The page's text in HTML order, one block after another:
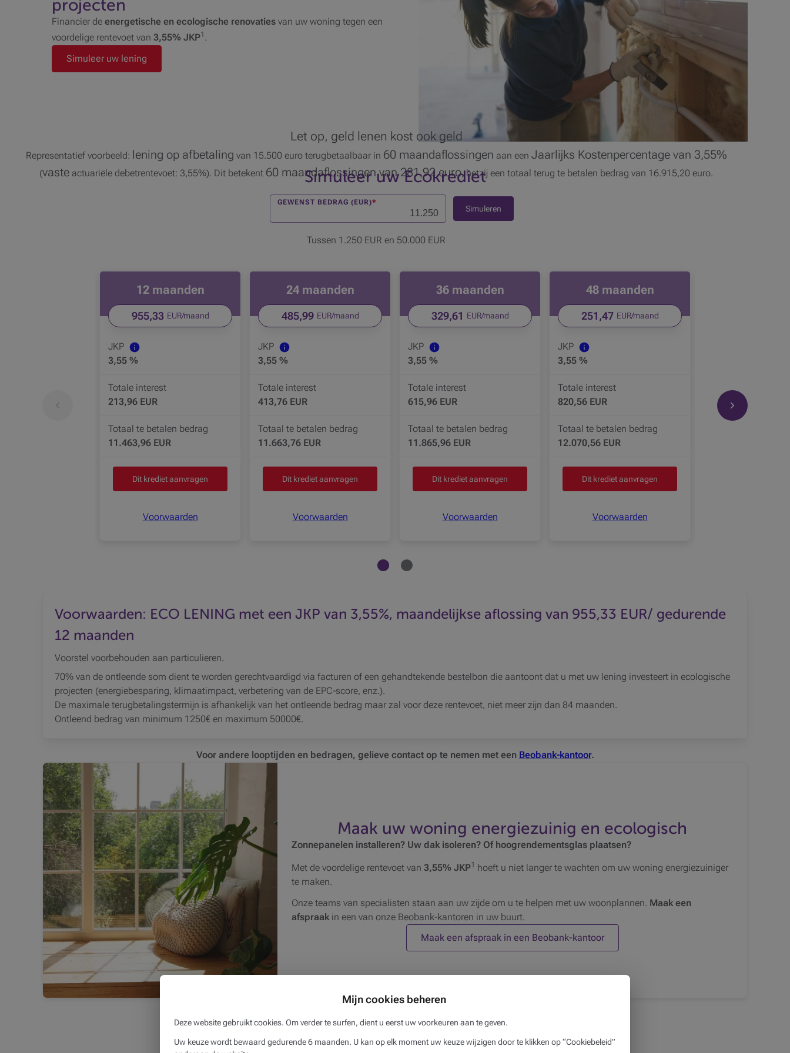
projecten
Financier de energetische en ecologische renovaties van uw woning tegen een
voordelige rentevoet van 3,55% JKP1 .
Simuleer uw lening
Let op, geld lenen kost ook geld
Representatief voorbeeld: lening op afbetaling van 15.500 euro terugbetaalbaar in 60 maandaflossingen aan een Jaarlijks Kostenpercentage van 3,55%
(vaste actuariële debetrentevoet: 3,55%). Dit betekent 60 maandaflossingen van 281,92 euro, hetzij een totaal terug te betalen bedrag van 16.915,20 euro.
Simuleer uw Ecokrediet
GEWENST BEDRAG (EUR)*
Simuleren
Tussen 1.250 EUR en 50.000 EUR
Productcarrousel Het element weergeven 1
Productcarrousel Het element weergeven 2
Element 1 van 2
12 maanden
955,33 EUR/maand
JKP
3,55 %
Totale interest
213,96 EUR
Totaal te betalen bedrag
11.463,96 EUR
Dit krediet aanvragen
Voorwaarden
24 maanden
485,99 EUR/maand
JKP
3,55 %
Totale interest
413,76 EUR
Totaal te betalen bedrag
11.663,76 EUR
Dit krediet aanvragen
Voorwaarden
36 maanden
329,61 EUR/maand
JKP
3,55 %
Totale interest
615,96 EUR
Totaal te betalen bedrag
11.865,96 EUR
Dit krediet aanvragen
Voorwaarden
48 maanden
251,47 EUR/maand
JKP
3,55 %
Totale interest
820,56 EUR
Totaal te betalen bedrag
12.070,56 EUR
Dit krediet aanvragen
Voorwaarden
Voorwaarden: ECO LENING met een JKP van 3,55%, maandelijkse aflossing van 955,33 EUR/ gedurende
12 maanden
Voorstel voorbehouden aan particulieren.
70% van de ontleende som dient te worden gerechtvaardigd via facturen of een gehandtekende bestelbon die aantoont dat u met uw lening investeert in ecologische
projecten (energiebesparing, klimaatimpact, verbetering van de EPC-score, enz.).
De maximale terugbetalingstermijn is afhankelijk van het ontleende bedrag maar zal voor deze rentevoet, niet meer zijn dan 84 maanden.
Ontleend bedrag van minimum 1250€ en maximum 50000€.
Voor andere looptijden en bedragen, gelieve contact op te nemen met een Beobank-kantoor.
Maak uw woning energiezuinig en ecologisch
Zonnepanelen installeren? Uw dak isoleren? Of hoogrendementsglas plaatsen?
Met de voordelige rentevoet van 3,55% JKP1 hoeft u niet langer te wachten om uw woning energiezuiniger
te maken.
Onze teams van specialisten staan aan uw zijde om u te helpen met uw woonplannen. Maak een
afspraakin een van onze Beobank-kantoren in uw buurt.
Maak een afspraak in een Beobank-kantoor
Uw voordelen met het Ecokrediet
Vlotte afhandeling
Mijn cookies beheren
Deze website gebruikt cookies. Om verder te surfen, dient u eerst uw voorkeuren aan te geven.
Uw keuze wordt bewaard gedurende 6 maanden. U kan op elk moment uw keuze wijzigen door te klikken op “Cookiebeleid”